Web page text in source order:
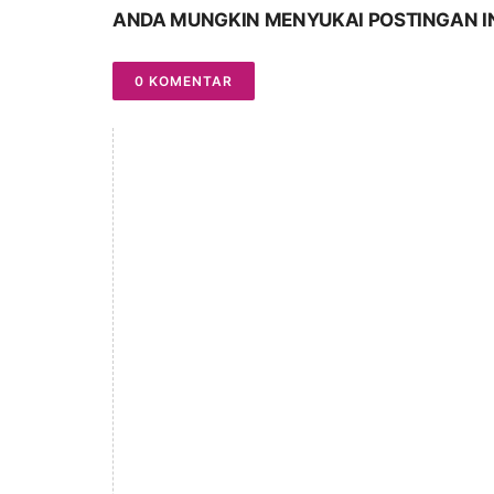
ANDA MUNGKIN MENYUKAI POSTINGAN
0 KOMENTAR